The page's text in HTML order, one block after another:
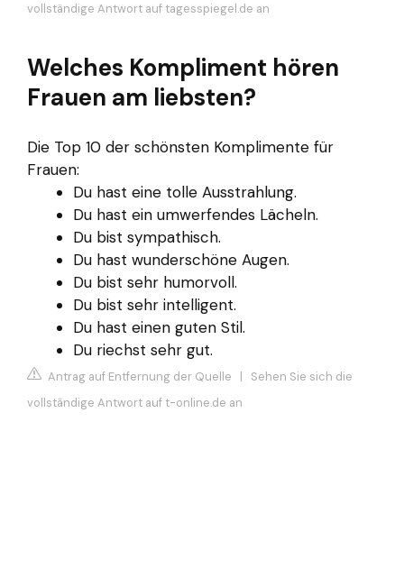
vollständige Antwort auf tagesspiegel.de an
Welches Kompliment hören
Frauen am liebsten?
Die Top 10 der schönsten Komplimente für
Frauen:
Du hast eine tolle Ausstrahlung.
Du hast ein umwerfendes Lächeln.
Du bist sympathisch.
Du hast wunderschöne Augen.
Du bist sehr humorvoll.
Du bist sehr intelligent.
Du hast einen guten Stil.
Du riechst sehr gut.
Antrag auf Entfernung der Quelle | Sehen Sie sich die
vollständige Antwort auf t-online.de an